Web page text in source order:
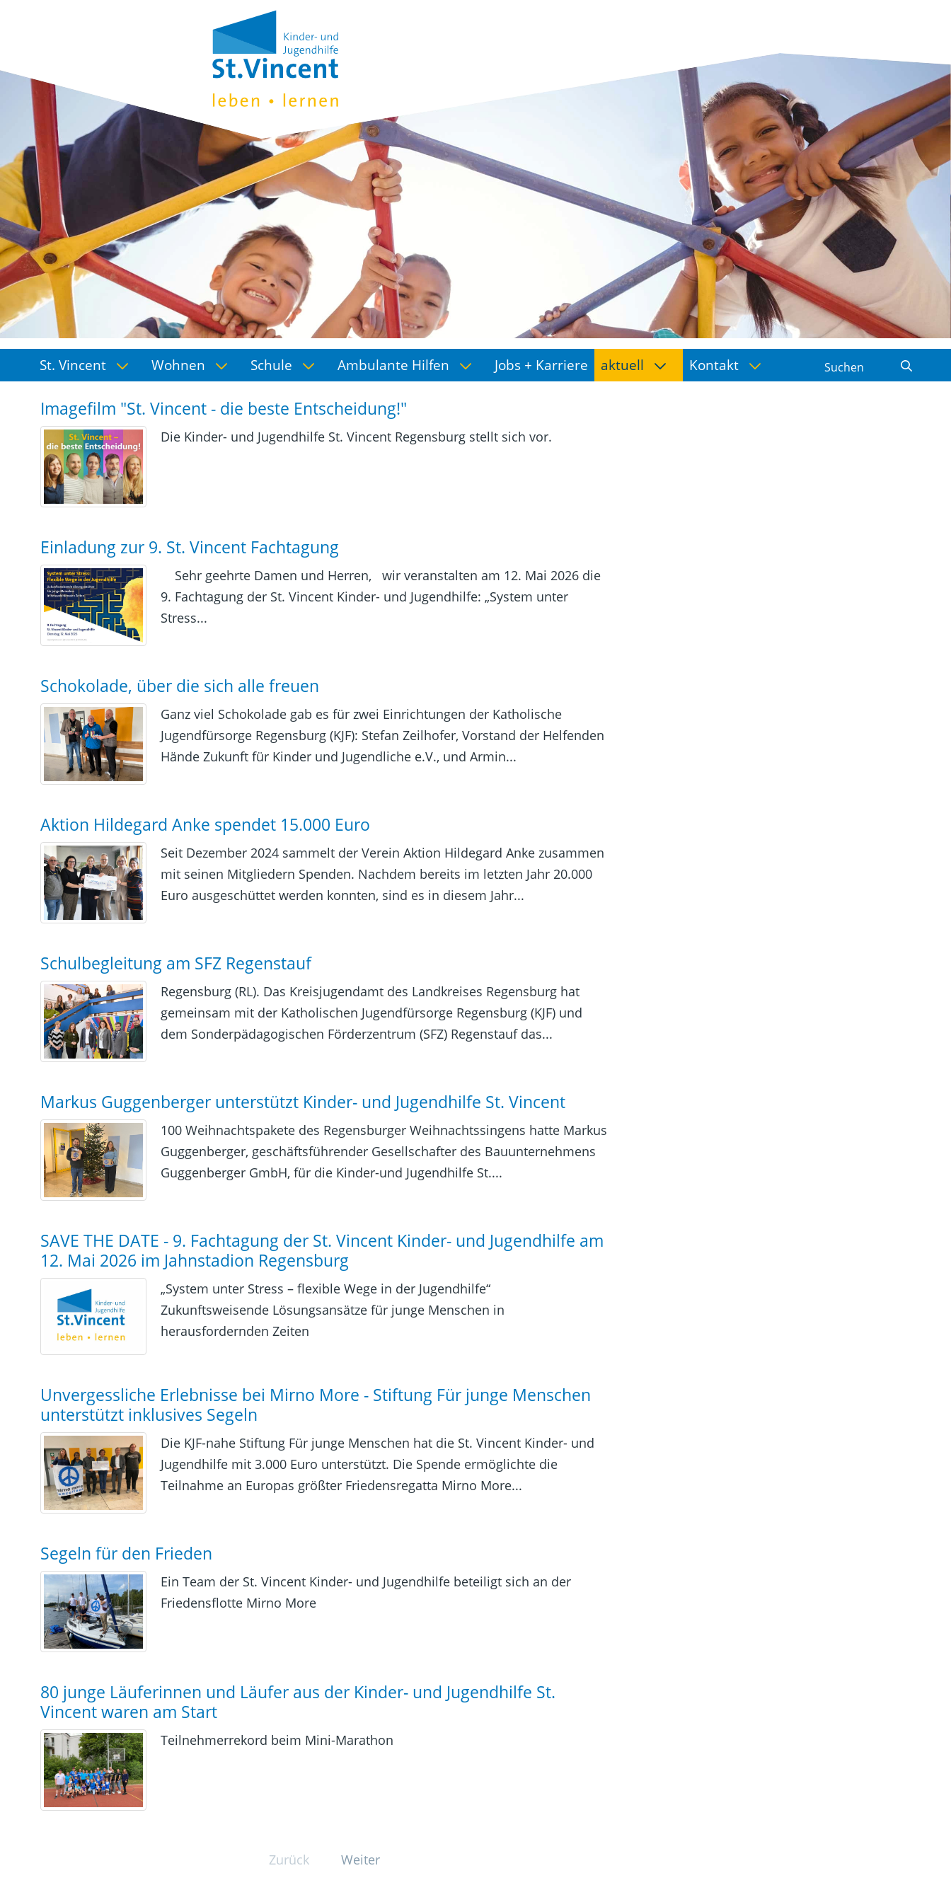
St. Vincent Wohnen Schule Ambulante Hilfen Jobs + Karriere aktuell Kontakt
Imagefilm "St. Vincent - die beste Entscheidung!"
Die Kinder- und Jugendhilfe St. Vincent Regensburg stellt sich vor.
Einladung zur 9. St. Vincent Fachtagung
Sehr geehrte Damen und Herren, wir veranstalten am 12. Mai 2026 die
9. Fachtagung der St. Vincent Kinder- und Jugendhilfe: „System unter
Stress...
Schokolade, über die sich alle freuen
Ganz viel Schokolade gab es für zwei Einrichtungen der Katholische
Jugendfürsorge Regensburg (KJF): Stefan Zeilhofer, Vorstand der Helfenden
Hände Zukunft für Kinder und Jugendliche e.V., und Armin...
Aktion Hildegard Anke spendet 15.000 Euro
Seit Dezember 2024 sammelt der Verein Aktion Hildegard Anke zusammen
mit seinen Mitgliedern Spenden. Nachdem bereits im letzten Jahr 20.000
Euro ausgeschüttet werden konnten, sind es in diesem Jahr...
Schulbegleitung am SFZ Regenstauf
Regensburg (RL). Das Kreisjugendamt des Landkreises Regensburg hat
gemeinsam mit der Katholischen Jugendfürsorge Regensburg (KJF) und
dem Sonderpädagogischen Förderzentrum (SFZ) Regenstauf das...
Markus Guggenberger unterstützt Kinder- und Jugendhilfe St. Vincent
100 Weihnachtspakete des Regensburger Weihnachtssingens hatte Markus
Guggenberger, geschäftsführender Gesellschafter des Bauunternehmens
Guggenberger GmbH, für die Kinder-und Jugendhilfe St....
SAVE THE DATE - 9. Fachtagung der St. Vincent Kinder- und Jugendhilfe am
12. Mai 2026 im Jahnstadion Regensburg
„System unter Stress – flexible Wege in der Jugendhilfe“
Zukunftsweisende Lösungsansätze für junge Menschen in
herausfordernden Zeiten
Unvergessliche Erlebnisse bei Mirno More - Stiftung Für junge Menschen
unterstützt inklusives Segeln
Die KJF-nahe Stiftung Für junge Menschen hat die St. Vincent Kinder- und
Jugendhilfe mit 3.000 Euro unterstützt. Die Spende ermöglichte die
Teilnahme an Europas größter Friedensregatta Mirno More...
Segeln für den Frieden
Ein Team der St. Vincent Kinder- und Jugendhilfe beteiligt sich an der
Friedensflotte Mirno More
80 junge Läuferinnen und Läufer aus der Kinder- und Jugendhilfe St.
Vincent waren am Start
Teilnehmerrekord beim Mini-Marathon
Zurück Weiter